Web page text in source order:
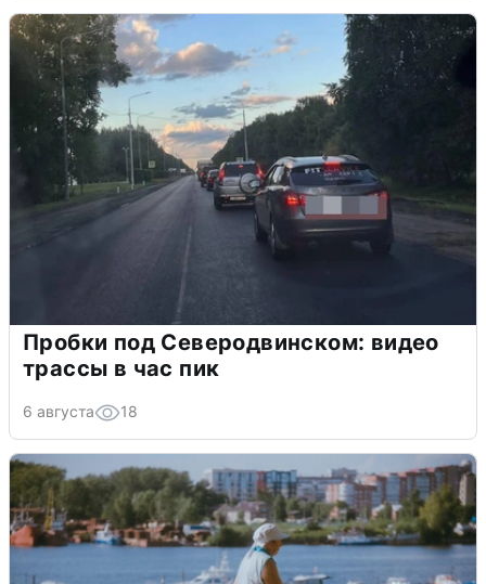
Пробки под Северодвинском: видео
трассы в час пик
6 августа 18